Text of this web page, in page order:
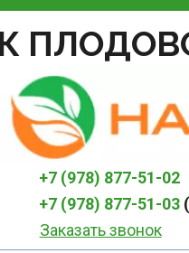
+7 (978) 877-51-02
+7 (978) 877-51-03
Заказать звонок